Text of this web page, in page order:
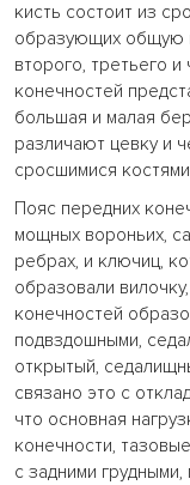
кисть состоит из
образующих общую
второго, третьего
конечностей
большая и малая
различают цевку и
сросшимися
Пояс передних
мощных вороньих,
ребрах, и ключиц,
образовали
конечностей
подвздошными,
открытый,
связано это с
что основная
конечности,
с задними